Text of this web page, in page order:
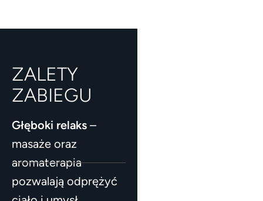
ZALETY
ZABIEGU
Głęboki relaks –
masaże oraz
aromaterapia
pozwalają odprężyć